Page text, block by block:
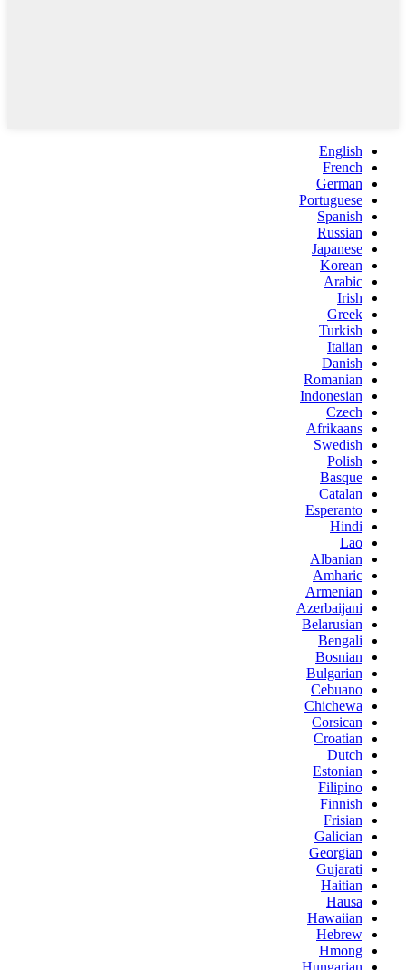
English
French
German
Portuguese
Spanish
Russian
Japanese
Korean
Arabic
Irish
Greek
Turkish
Italian
Danish
Romanian
Indonesian
Czech
Afrikaans
Swedish
Polish
Basque
Catalan
Esperanto
Hindi
Lao
Albanian
Amharic
Armenian
Azerbaijani
Belarusian
Bengali
Bosnian
Bulgarian
Cebuano
Chichewa
Corsican
Croatian
Dutch
Estonian
Filipino
Finnish
Frisian
Galician
Georgian
Gujarati
Haitian
Hausa
Hawaiian
Hebrew
Hmong